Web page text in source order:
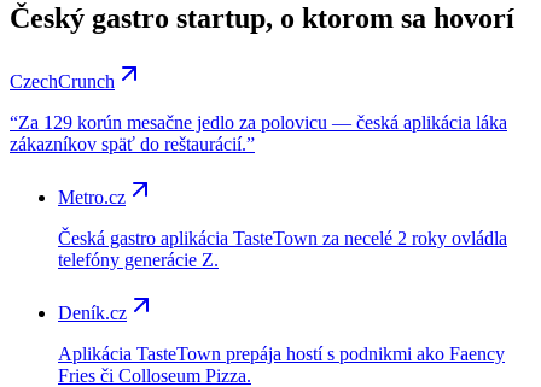
Český gastro startup, o ktorom sa hovorí
CzechCrunch
“Za 129 korún mesačne jedlo za polovicu — česká aplikácia láka
zákazníkov späť do reštaurácií.”
Metro.cz
Česká gastro aplikácia TasteTown za necelé 2 roky ovládla
telefóny generácie Z.
Deník.cz
Aplikácia TasteTown prepája hostí s podnikmi ako Faency
Fries či Colloseum Pizza.